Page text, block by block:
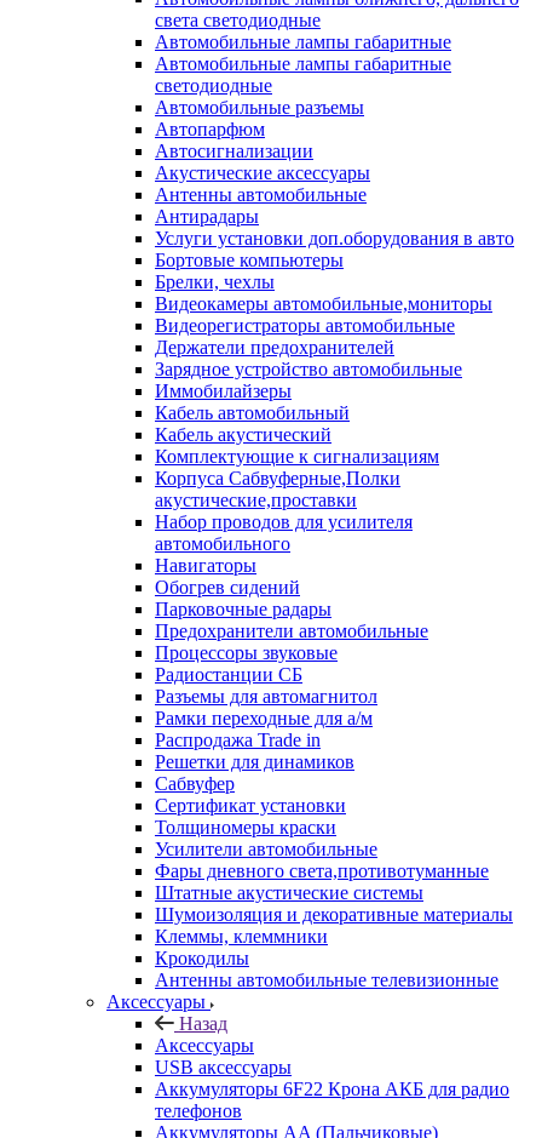
света светодиодные
Автомобильные лампы габаритные
Автомобильные лампы габаритные
светодиодные
Автомобильные разъемы
Автопарфюм
Автосигнализации
Акустические аксессуары
Антенны автомобильные
Антирадары
Услуги установки доп.оборудования в авто
Бортовые компьютеры
Брелки, чехлы
Видеокамеры автомобильные,мониторы
Видеорегистраторы автомобильные
Держатели предохранителей
Зарядное устройство автомобильные
Иммобилайзеры
Кабель автомобильный
Кабель акустический
Комплектующие к сигнализациям
Корпуса Сабвуферные,Полки
акустические,проставки
Набор проводов для усилителя
автомобильного
Навигаторы
Обогрев сидений
Парковочные радары
Предохранители автомобильные
Процессоры звуковые
Радиостанции СБ
Разъемы для автомагнитол
Рамки переходные для а/м
Распродажа Trade in
Решетки для динамиков
Сабвуфер
Сертификат установки
Толщиномеры краски
Усилители автомобильные
Фары дневного света,противотуманные
Штатные акустические системы
Шумоизоляция и декоративные материалы
Клеммы, клеммники
Крокодилы
Антенны автомобильные телевизионные
Аксессуары
Назад
Аксессуары
USB аксессуары
Аккумуляторы 6F22 Крона АКБ для радио
телефонов
Аккумуляторы AA (Пальчиковые)